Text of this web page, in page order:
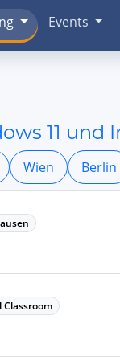
Events
11 und
Wien Berlin
Classroom